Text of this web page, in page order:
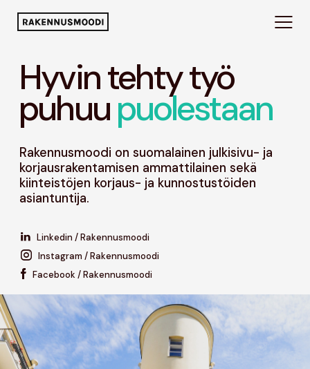
Hyvin tehty työ
puhuupuolestaan
Rakennusmoodi on suomalainen julkisivu- ja
korjausrakentamisen ammattilainen sekä
asiantuntija.
Linkedin / Rakennusmoodi
Instagram / Rakennusmoodi
Facebook / Rakennusmoodi